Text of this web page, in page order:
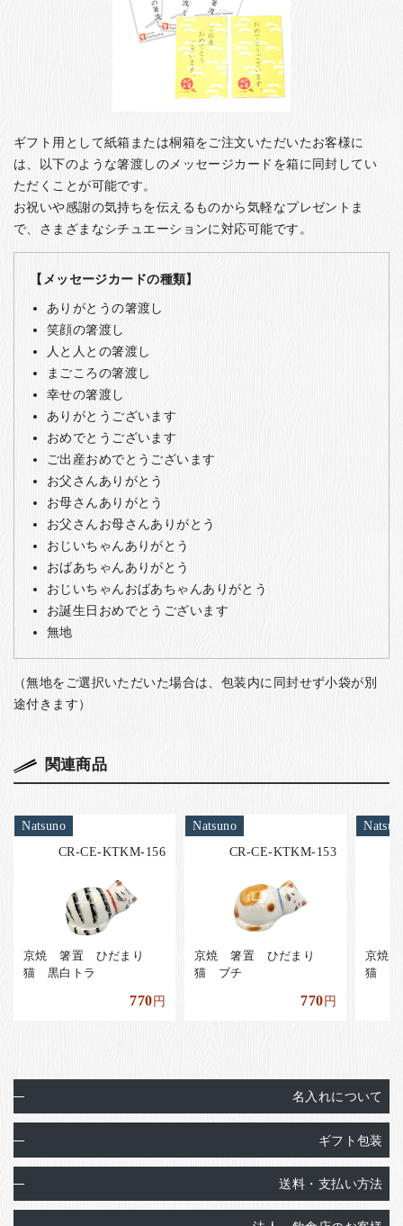
ギフト用として紙箱または桐箱をご注文いただいたお客様に
は、以下のような箸渡しのメッセージカードを箱に同封してい
ただくことが可能です。
お祝いや感謝の気持ちを伝えるものから気軽なプレゼントま
で、さまざまなシチュエーションに対応可能です。
【メッセージカードの種類】
ありがとうの箸渡し
笑顔の箸渡し
人と人との箸渡し
まごころの箸渡し
幸せの箸渡し
ありがとうございます
おめでとうございます
ご出産おめでとうございます
お父さんありがとう
お母さんありがとう
お父さんお母さんありがとう
おじいちゃんありがとう
おばあちゃんありがとう
おじいちゃんおばあちゃんありがとう
お誕生日おめでとうございます
無地
（無地をご選択いただいた場合は、包装内に同封せず小袋が別
途付きます）
関連商品
Natsuno
CR-CE-KTKM-156
京焼 箸置 ひだまり
猫 黒白トラ
770円
Natsuno
CR-CE-KTKM-153
京焼 箸置 ひだまり
猫 ブチ
770円
京焼
猫 黒
名入れについて
ギフト包装
送料・支払い方法